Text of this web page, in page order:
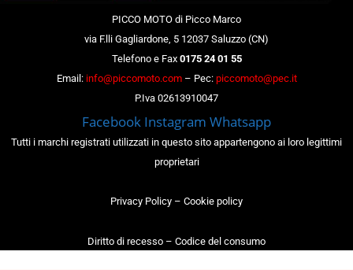
PICCO MOTO di Picco Marco
via F.lli Gagliardone, 5 12037 Saluzzo (CN)
Telefono e Fax 0175 24 01 55
Email: info@piccomoto.com– Pec: piccomoto@pec.it
P.Iva 02613910047
Facebook Instagram Whatsapp
Tutti i marchi registrati utilizzati in questo sito appartengono ai loro legittimi
proprietari
Privacy Policy – Cookie policy
Diritto di recesso – Codice del consumo